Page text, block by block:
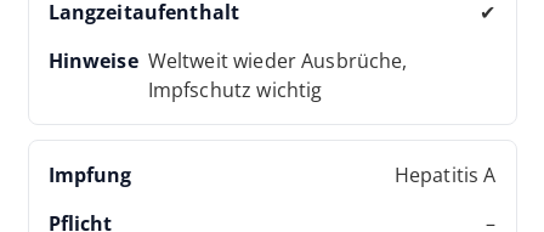
✔
Weltweit wieder Ausbrüche,
Impfschutz wichtig
Hepatitis A
–